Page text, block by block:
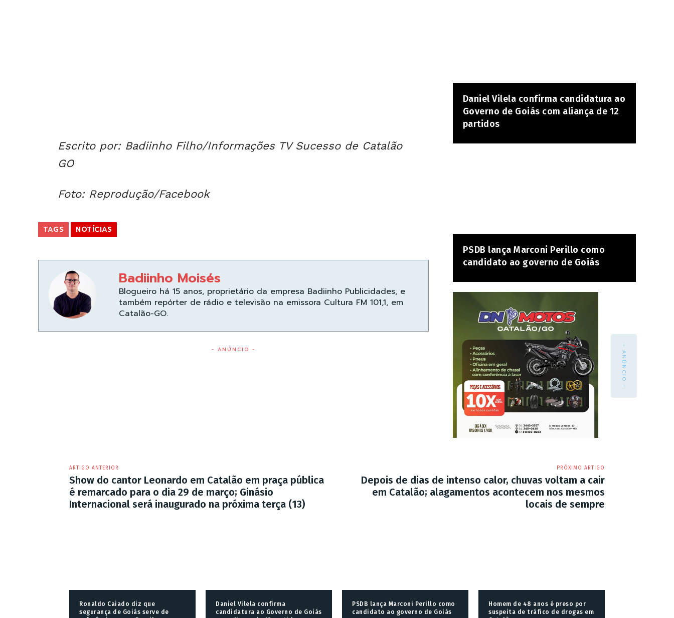
Escrito por: Badiinho Filho/Informações TV Sucesso de Catalão
GO
Foto: Reprodução/Facebook
TAGS NOTÍCIAS
Badiinho Moisés
Blogueiro há 15 anos, proprietário da empresa Badiinho Publicidades, e
também repórter de rádio e televisão na emissora Cultura FM 101,1, em
Catalão-GO.
- ANÚNCIO -
Daniel Vilela confirma candidatura ao
Governo de Goiás com aliança de 12
partidos
PSDB lança Marconi Perillo como
candidato ao governo de Goiás
- ANÚNCIO -
ARTIGO ANTERIOR
Show do cantor Leonardo em Catalão em praça pública
é remarcado para o dia 29 de março; Ginásio
Internacional será inaugurado na próxima terça (13)
PRÓXIMO ARTIGO
Depois de dias de intenso calor, chuvas voltam a cair
em Catalão; alagamentos acontecem nos mesmos
locais de sempre
Ronaldo Caiado diz que
segurança de Goiás serve de
Daniel Vilela confirma
candidatura ao Governo de Goiás
PSDB lança Marconi Perillo como
candidato ao governo de Goiás
Homem de 48 anos é preso por
suspeita de tráfico de drogas em